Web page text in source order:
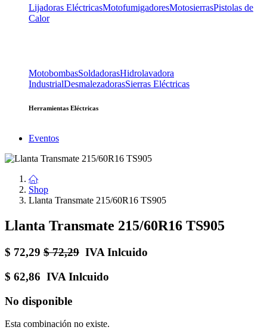
Lijadoras EléctricasMotofumigadoresMotosierrasPistolas de
Calor
MotobombasSoldadorasHidrolavadora
IndustrialDesmalezadorasSierras Eléctricas
Herramientas Eléctricas
Eventos
Shop
Llanta Transmate 215/60R16 TS905
Llanta Transmate 215/60R16 TS905
$ 72,29 $72,29 IVA Inlcuido
$ 62,86 IVA Inlcuido
No disponible
Esta combinación no existe.